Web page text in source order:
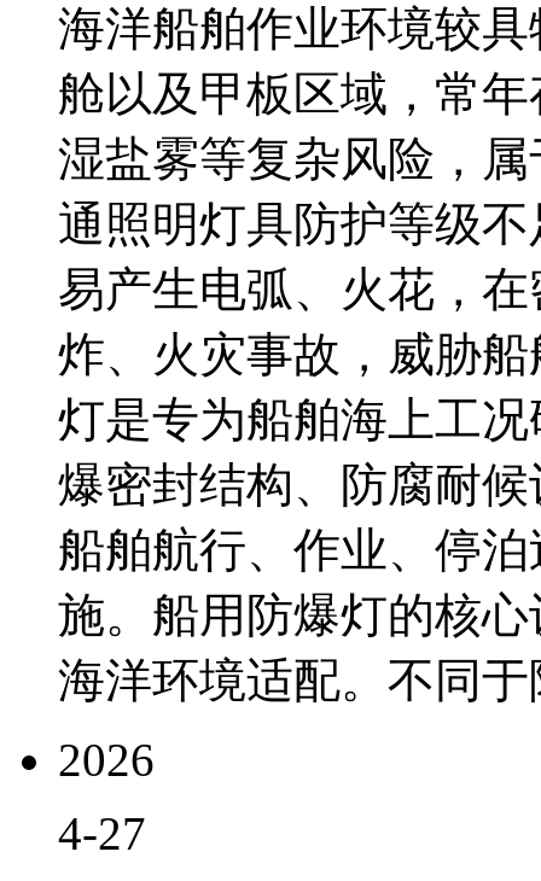
海洋船舶作业环境较
舱以及甲板区域，常
湿盐雾等复杂风险，
通照明灯具防护等级
易产生电弧、火花，
炸、火灾事故，威胁
灯是专为船舶海上工
爆密封结构、防腐耐
船舶航行、作业、停
施。船用防爆灯的核
海洋环境适配。不同于
2026
4-27